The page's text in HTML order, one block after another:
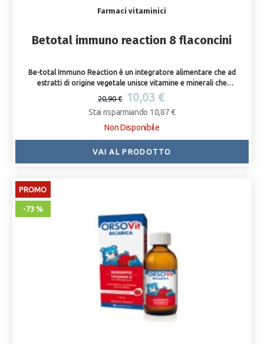
Farmaci vitaminici
Betotal immuno reaction 8 flaconcini
Be-total Immuno Reaction è un integratore alimentare che ad
estratti di origine vegetale unisce vitamine e minerali che
contribuiscono a potenziare la funzione del sistema immunitario.
20,90 € 10,03 €
Stai risparmiando 10,87 €
Non Disponibile
VAI AL PRODOTTO
PROMO
-73 %